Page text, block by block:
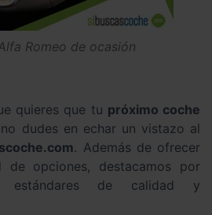
Romeo de ocasión
quieres que tu próximo coche
dudes en echar un vistazo al
. Además de ofrecer
de opciones, destacamos por
estándares de calidad y